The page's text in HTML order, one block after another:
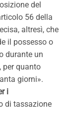
del
56 della
altresì, che
il possesso o
durante un
per quanto
giorni».
i
di tassazione